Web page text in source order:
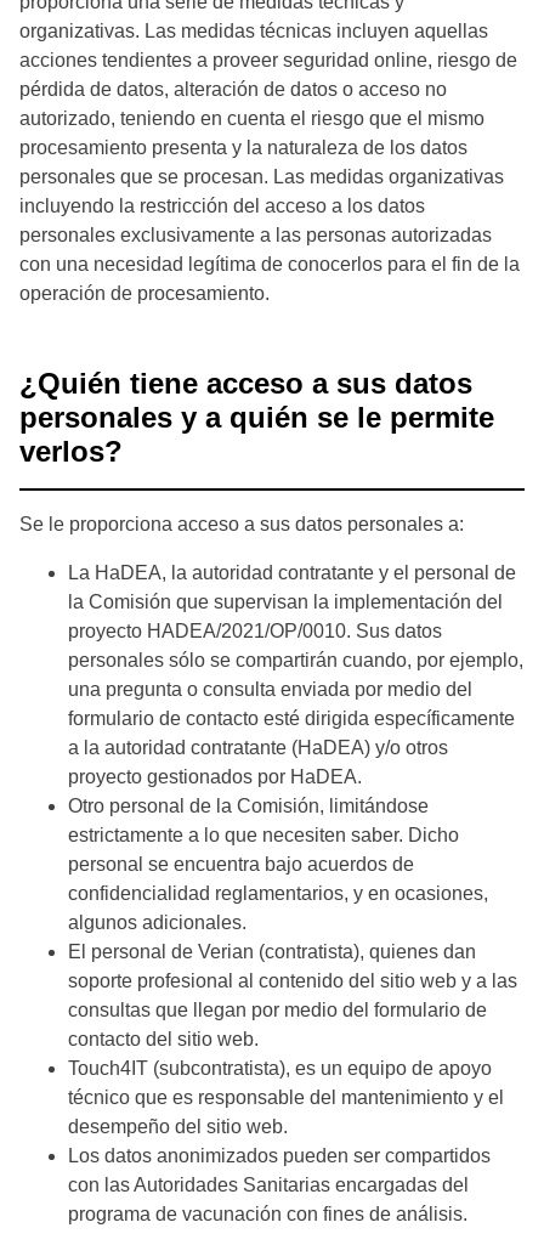
organizativas. Las medidas técnicas incluyen aquellas
acciones tendientes a proveer seguridad online, riesgo de
pérdida de datos, alteración de datos o acceso no
autorizado, teniendo en cuenta el riesgo que el mismo
procesamiento presenta y la naturaleza de los datos
personales que se procesan. Las medidas organizativas
incluyendo la restricción del acceso a los datos
personales exclusivamente a las personas autorizadas
con una necesidad legítima de conocerlos para el fin de la
operación de procesamiento.
¿Quién tiene acceso a sus datos
personales y a quién se le permite
verlos?
Se le proporciona acceso a sus datos personales a:
La HaDEA, la autoridad contratante y el personal de
la Comisión que supervisan la implementación del
proyecto HADEA/2021/OP/0010. Sus datos
personales sólo se compartirán cuando, por ejemplo,
una pregunta o consulta enviada por medio del
formulario de contacto esté dirigida específicamente
a la autoridad contratante (HaDEA) y/o otros
proyecto gestionados por HaDEA.
Otro personal de la Comisión, limitándose
estrictamente a lo que necesiten saber. Dicho
personal se encuentra bajo acuerdos de
confidencialidad reglamentarios, y en ocasiones,
algunos adicionales.
El personal de Verian (contratista), quienes dan
soporte profesional al contenido del sitio web y a las
consultas que llegan por medio del formulario de
contacto del sitio web.
Touch4IT (subcontratista), es un equipo de apoyo
técnico que es responsable del mantenimiento y el
desempeño del sitio web.
Los datos anonimizados pueden ser compartidos
con las Autoridades Sanitarias encargadas del
programa de vacunación con fines de análisis.